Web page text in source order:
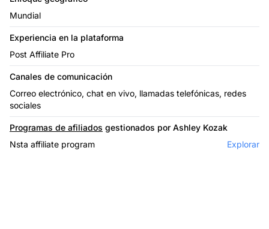
Mundial
Experiencia en la plataforma
Post Affiliate Pro
Canales de comunicación
Correo electrónico, chat en vivo, llamadas telefónicas, redes
sociales
Programas de afiliados gestionados por Ashley Kozak
Nsta affiliate program
Explorar